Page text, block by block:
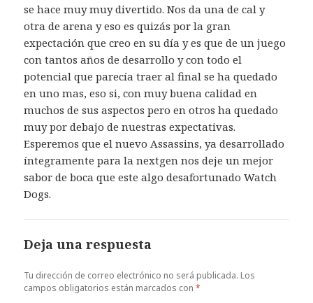
se hace muy muy divertido. Nos da una de cal y
otra de arena y eso es quizás por la gran
expectación que creo en su día y es que de un juego
con tantos años de desarrollo y con todo el
potencial que parecía traer al final se ha quedado
en uno mas, eso si, con muy buena calidad en
muchos de sus aspectos pero en otros ha quedado
muy por debajo de nuestras expectativas.
Esperemos que el nuevo Assassins, ya desarrollado
íntegramente para la nextgen nos deje un mejor
sabor de boca que este algo desafortunado Watch
Dogs.
Deja una respuesta
Tu dirección de correo electrónico no será publicada. Los
campos obligatorios están marcados con*